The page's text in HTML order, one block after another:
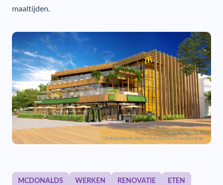
maaltijden.
MCDONALDS WERKEN RENOVATIE ETEN